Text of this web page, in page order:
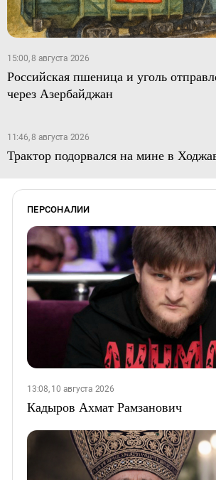
15:00, 8 августа 2026
Российская пшеница и уголь
через Азербайджан
11:46, 8 августа 2026
Трактор подорвался на мине в
ПЕРСОНАЛИИ
13:08, 10 августа 2026
Кадыров Ахмат Рамзанович